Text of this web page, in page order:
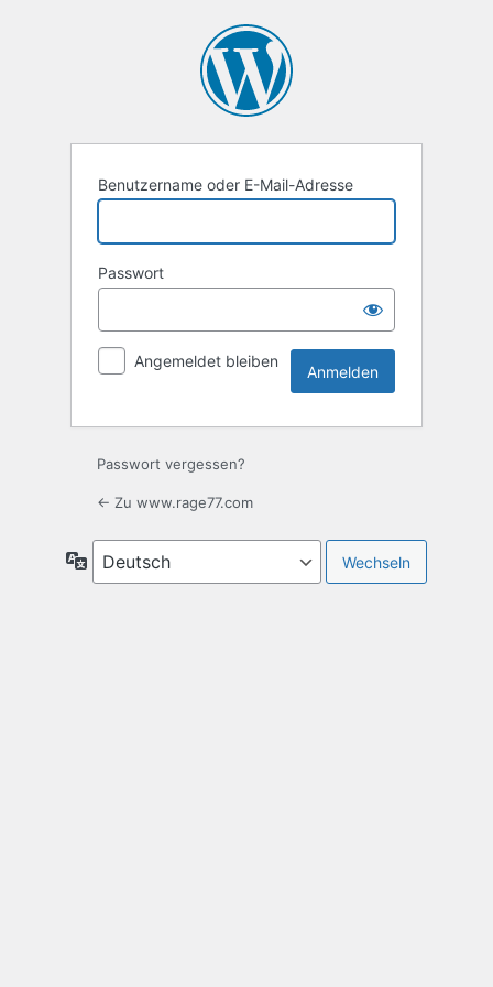
Benutzername oder E-Mail-Adresse
Passwort
Angemeldet bleiben
Passwort vergessen?
← Zu www.rage77.com
Sprache